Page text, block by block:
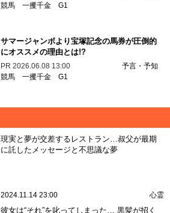
競馬 一攫千金 G1
サマージャンボより宝塚記念の馬券が圧倒的
にオススメの理由とは!?
PR 2026.06.08 13:00
予言・予知
競馬 一攫千金 G1
現実と夢が交差するレストラン…叔父が最期
に託したメッセージと不思議な夢
2024.11.14 23:00 心霊
彼女は“それ”を叱ってしまった… 黒髪が招く